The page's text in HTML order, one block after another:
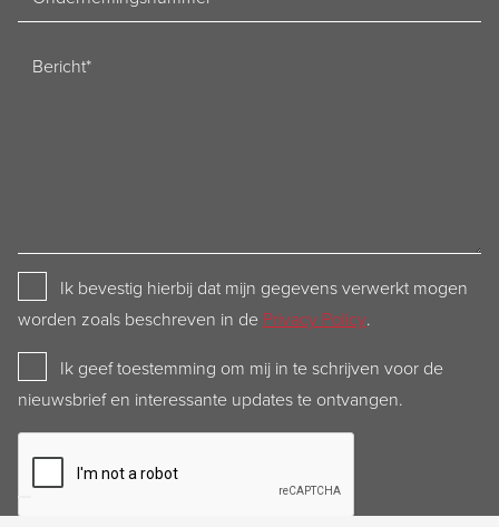
Privacy
Policy
Ik bevestig hierbij dat mijn gegevens verwerkt mogen
worden zoals beschreven in de Privacy Policy.
Newsletter
Ik geef toestemming om mij in te schrijven voor de
nieuwsbrief en interessante updates te ontvangen.